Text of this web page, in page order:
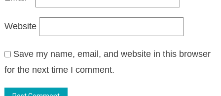
Website
Save my name, email, and website in this browser
for the next time I comment.